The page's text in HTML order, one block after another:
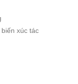
xúc tác